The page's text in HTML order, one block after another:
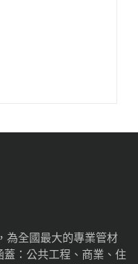
為全國最大的專業管材
：公共工程、商業、住